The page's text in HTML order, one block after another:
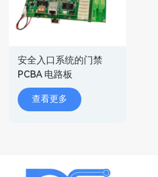
安全入口系统的门禁
PCBA 电路板
查看更多